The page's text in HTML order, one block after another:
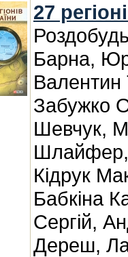
27
Барна,
Валентин
Забужко
Шевчук,
Шлайфер,
Кідрук
Бабкіна
Сергій,
Дереш,